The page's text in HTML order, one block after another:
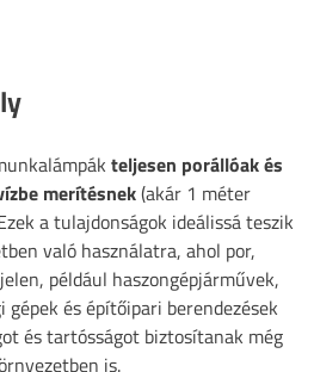
teljesen porállóak és
merítésnek(akár 1 méter
a tulajdonságok ideálissá teszik
való használatra, ahol por,
például haszongépjárművek,
gépek és építőipari berendezések
és tartósságot biztosítanak még
is.